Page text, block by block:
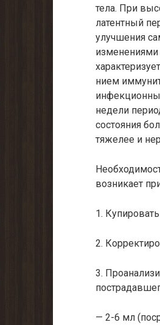
тела. При
латентный
улучшения
изменениями
нием
недели
состояния
тяжелее и
возникает
1.
2.
3.
— 2-6 мл